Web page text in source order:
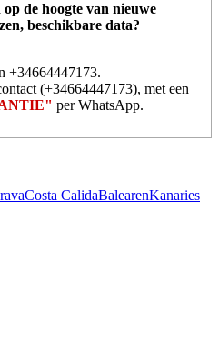
de hoogte van nieuwe
beschikbare data?
+34664447173.
(+34664447173), met een
per WhatsApp.
Costa CalidaBalearenKanaries